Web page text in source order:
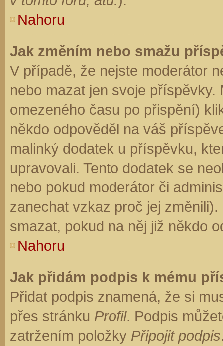
Nahoru
Jak změním nebo smažu
V případě, že nejste moderátor
nebo mazat jen svoje
omezeného času po přispění)
někdo odpověděl na váš
malinký dodatek u příspěvku,
upravovali. Tento dodatek se
nebo pokud moderátor či
zanechat vzkaz proč jej
smazat, pokud na něj již někdo
Nahoru
Jak přidám podpis k mému
Přidat podpis znamená, že si
přes stránku Profil. Podpis
zatržením položky Připojit podpis